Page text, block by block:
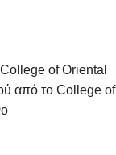
College of Oriental
από το College of